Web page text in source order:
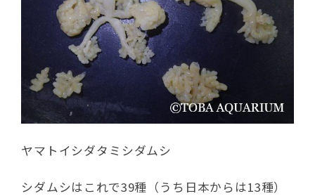
ヤマトイシダタミシダムシ
シダムシはこれで39種（うち日本からは13種）